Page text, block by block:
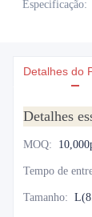
Especificação:
Detalhes do
Detalhes
MOQ:
Tempo de
Tamanho: